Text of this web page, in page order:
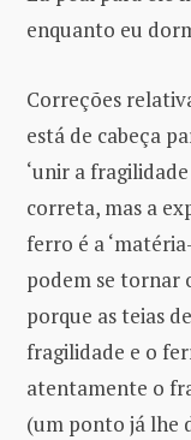
enquanto eu
Correções
está de cabeça
‘unir a
correta, mas a
ferro é a
podem se tornar
porque as teias
fragilidade e o
atentamente o
(um ponto já lhe